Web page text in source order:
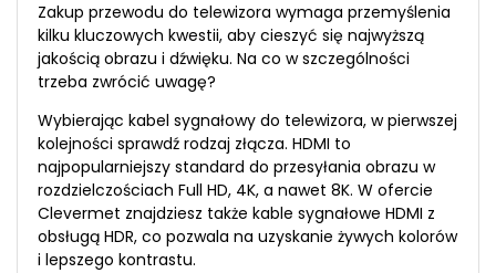
Zakup przewodu do telewizora wymaga przemyślenia
kilku kluczowych kwestii, aby cieszyć się najwyższą
jakością obrazu i dźwięku. Na co w szczególności
trzeba zwrócić uwagę?
Wybierając kabel sygnałowy do telewizora, w pierwszej
kolejności sprawdź rodzaj złącza. HDMI to
najpopularniejszy standard do przesyłania obrazu w
rozdzielczościach Full HD, 4K, a nawet 8K. W ofercie
Clevermet znajdziesz także kable sygnałowe HDMI z
obsługą HDR, co pozwala na uzyskanie żywych kolorów
i lepszego kontrastu.